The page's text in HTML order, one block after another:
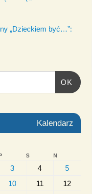
„Dzieckiem być…”:
OK
Kalendarz
P S N
3 4
5
10 11
12